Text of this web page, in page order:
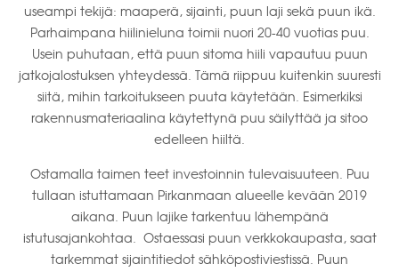
useampi tekijä: maaperä, sijainti, puun laji sekä puun ikä.
Parhaimpana hiilinieluna toimii nuori 20-40 vuotias puu.
Usein puhutaan, että puun sitoma hiili vapautuu puun
jatkojalostuksen yhteydessä. Tämä riippuu kuitenkin suuresti
siitä, mihin tarkoitukseen puuta käytetään. Esimerkiksi
rakennusmateriaalina käytettynä puu säilyttää ja sitoo
edelleen hiiltä.
Ostamalla taimen teet investoinnin tulevaisuuteen. Puu
tullaan istuttamaan Pirkanmaan alueelle kevään 2019
aikana. Puun lajike tarkentuu lähempänä
istutusajankohtaa. Ostaessasi puun verkkokaupasta, saat
tarkemmat sijaintitiedot sähköpostiviestissä. Puun